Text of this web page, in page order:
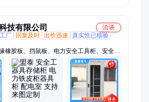
技有限公司
洽谈
厂 回复及时 出价迅速
真实性已核验
橡胶板、挡鼠板、电力安全工具柜、安全工
、电力工具柜、挡水板、防汛挡水板、接地
板、地下室防鼠板、防汛板、警示牌、警示
离带、不锈钢挡水板、防洪挡水门板、不锈
、绝缘梯、绝缘凳、玻璃钢变压器围栏、绝